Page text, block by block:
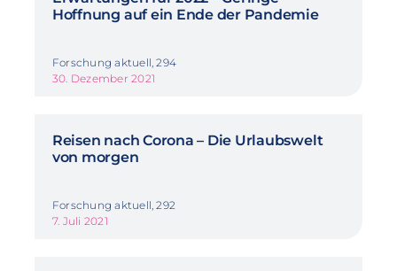
Hoffnung auf ein Ende der Pandemie
Forschung aktuell, 294
30. Dezember 2021
Reisen nach Corona – Die Urlaubswelt
von morgen
Forschung aktuell, 292
7. Juli 2021